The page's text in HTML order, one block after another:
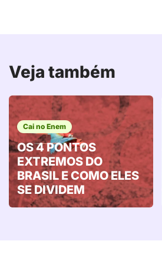
Veja também
Cai no Enem
OS 4 PONTOS
EXTREMOS DO
BRASIL E COMO ELES
SE DIVIDEM